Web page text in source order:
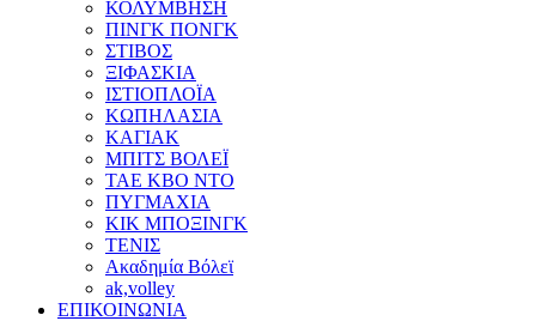
ΚΟΛΥΜΒΗΣΗ
ΠΙΝΓΚ ΠΟΝΓΚ
ΣΤΙΒΟΣ
ΞΙΦΑΣΚΙΑ
ΙΣΤΙΟΠΛΟΪΑ
ΚΩΠΗΛΑΣΙΑ
ΚΑΓΙΑΚ
ΜΠΙΤΣ ΒΟΛΕΪ
ΤΑΕ ΚΒΟ ΝΤΟ
ΠΥΓΜΑΧΙΑ
ΚΙΚ ΜΠΟΞΙΝΓΚ
ΤΕΝΙΣ
Ακαδημία Βόλεϊ
ak,volley
ΕΠΙΚΟΙΝΩΝΙΑ